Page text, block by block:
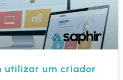
utilizar um criador